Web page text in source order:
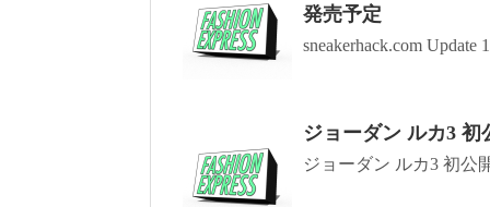
発売予定
sneakerhack.com Update
ジョーダン ルカ3 初
ジョーダン ルカ3 初公